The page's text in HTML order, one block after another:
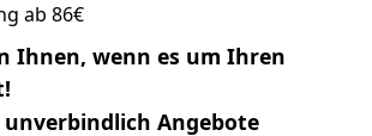
ab 86€
Ihnen, wenn es um Ihren
unverbindlich Angebote